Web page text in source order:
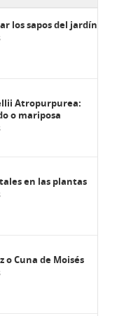
los sapos del jardín
Atropurpurea:
o mariposa
en las plantas
o Cuna de Moisés